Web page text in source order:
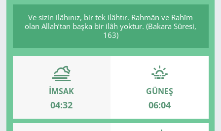
Ve sizin ilâhınız, bir tek ilâhtır. Rahmân ve Rahîm
olan Allah’tan başka bir ilâh yoktur. (Bakara Sûresi,
163)
İMSAK
04:32
GÜNEŞ
06:04